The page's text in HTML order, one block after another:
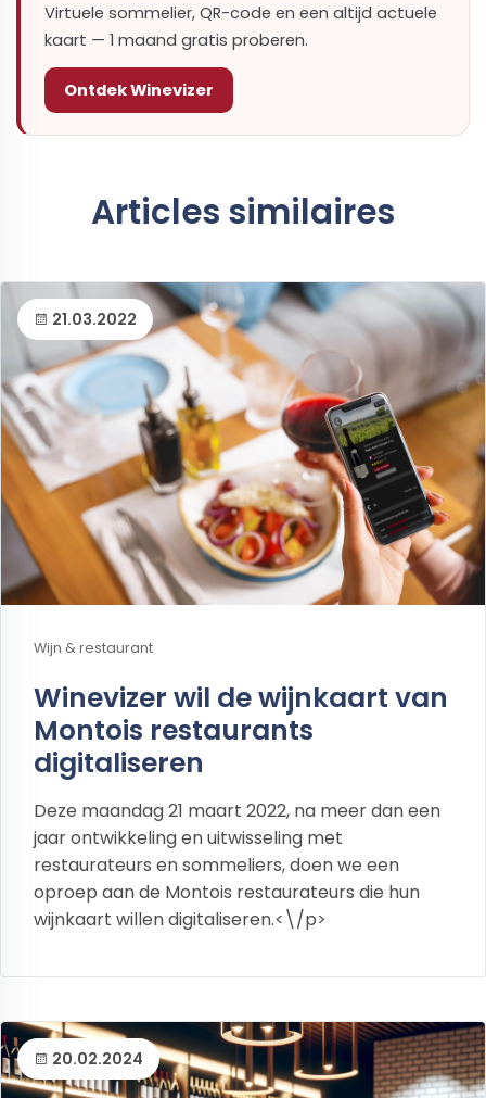
Virtuele sommelier, QR-code en een altijd actuele
kaart — 1 maand gratis proberen.
Ontdek Winevizer
Articles similaires
21.03.2022
Wijn & restaurant
Winevizer wil de wijnkaart van
Montois restaurants
digitaliseren
Deze maandag 21 maart 2022, na meer dan een
jaar ontwikkeling en uitwisseling met
restaurateurs en sommeliers, doen we een
oproep aan de Montois restaurateurs die hun
wijnkaart willen digitaliseren.<\/p>
20.02.2024